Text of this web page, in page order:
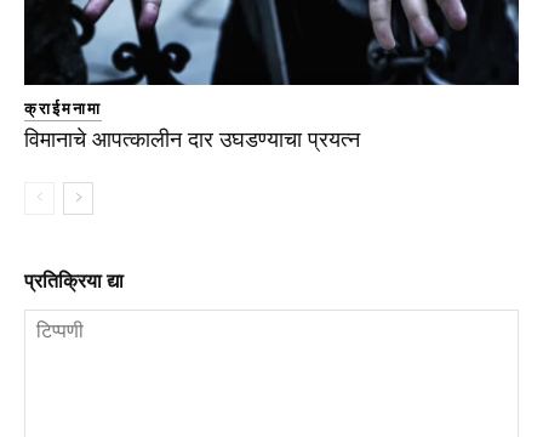
क्राईमनामा
विमानाचे आपत्कालीन दार उघडण्याचा प्रयत्न
प्रतिक्रिया द्या